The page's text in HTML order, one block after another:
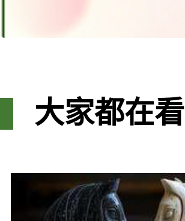
大家都在看